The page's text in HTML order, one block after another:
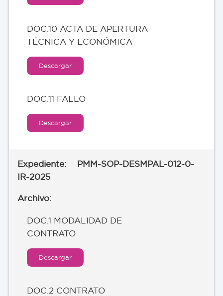
DOC.10 ACTA DE APERTURA
TÉCNICA Y ECONÓMICA
Descargar
DOC.11 FALLO
Descargar
PMM-SOP-DESMPAL-012-0-
IR-2025
DOC.1 MODALIDAD DE
CONTRATO
Descargar
DOC.2 CONTRATO